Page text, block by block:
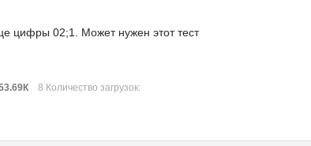
цифры 02;1. Может нужен этот тест
8 Количество загрузок: